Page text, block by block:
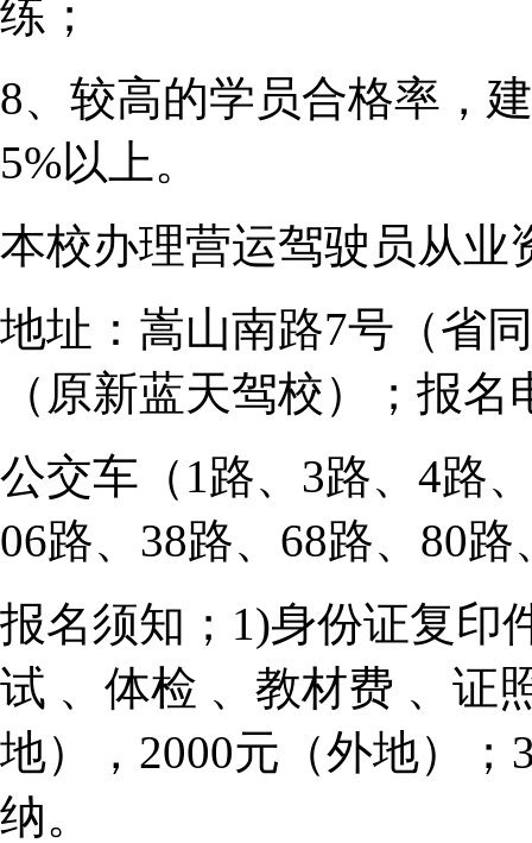
练；
8、较高的学员合格率，
5%以上。
本校办理营运驾驶员从业
地址：嵩山南路7号（省
（原新蓝天驾校）；报名
公交车（1路、3路、4路
06路、38路、68路、80
报名须知；1)身份证复印
试 、体检 、教材费 、证
地），2000元（外地）
纳。